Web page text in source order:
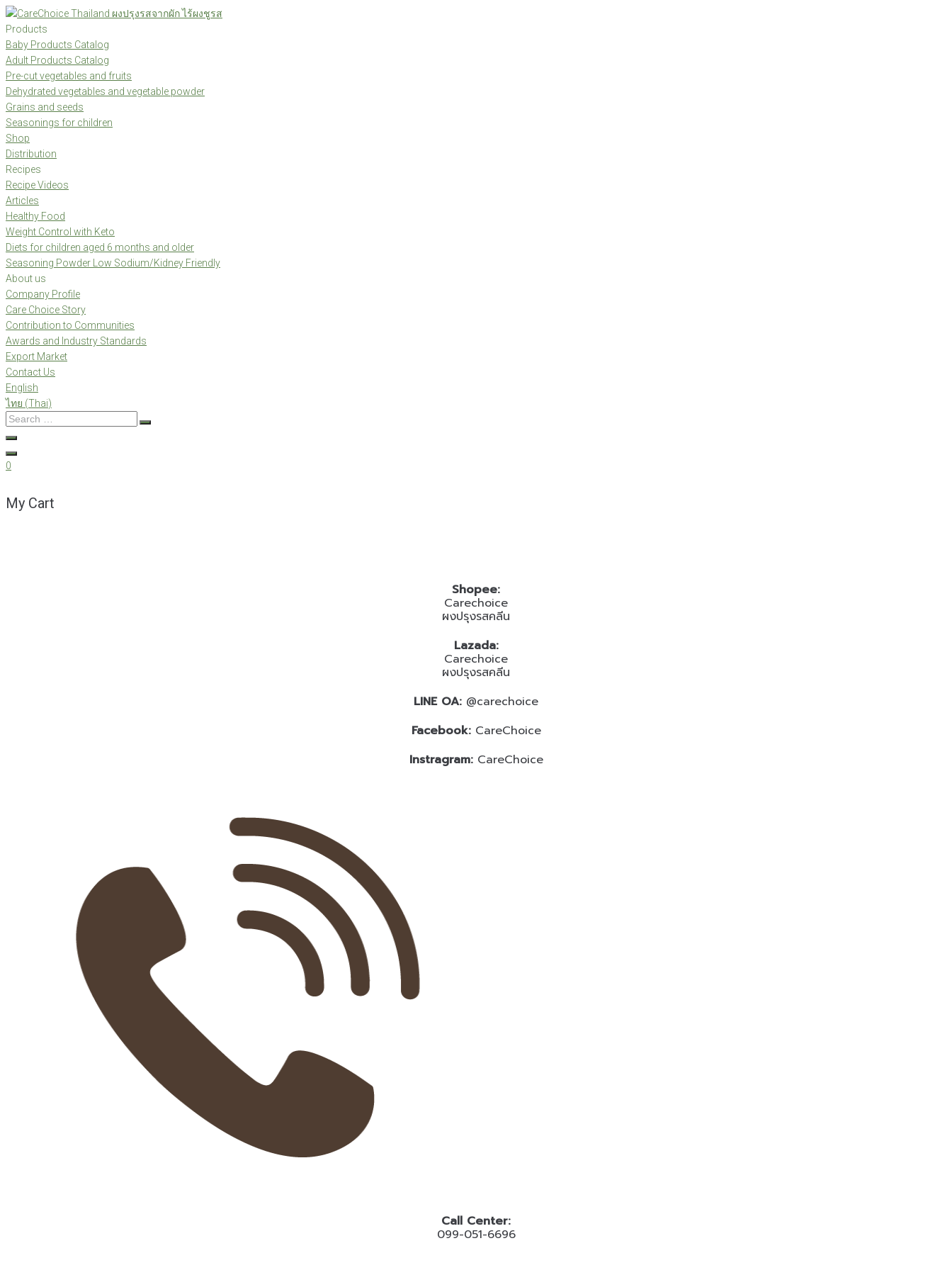
Products
Baby Products Catalog
Adult Products Catalog
Pre-cut vegetables and fruits
Dehydrated vegetables and vegetable powder
Grains and seeds
Seasonings for children
Shop
Distribution
Recipes
Recipe Videos
Articles
Healthy Food
Weight Control with Keto
Diets for children aged 6 months and older
Seasoning Powder Low Sodium/Kidney Friendly
About us
Company Profile
Care Choice Story
Contribution to Communities
Awards and Industry Standards
Export Market
Contact Us
English
ไทย (Thai)
Search
…
0
My Cart
Shopee:
Carechoice
ผงปรุงรสคลีน
Lazada:
Carechoice
ผงปรุงรสคลีน
LINE OA: @carechoice
Facebook:CareChoice
Instragram:CareChoice
Call Center:
099-051-6696